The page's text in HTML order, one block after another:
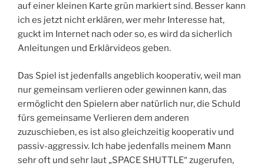
auf einer kleinen Karte grün markiert sind. Besser kann
ich es jetzt nicht erklären, wer mehr Interesse hat,
guckt im Internet nach oder so, es wird da sicherlich
Anleitungen und Erklärvideos geben.
Das Spiel ist jedenfalls angeblich kooperativ, weil man
nur gemeinsam verlieren oder gewinnen kann, das
ermöglicht den Spielern aber natürlich nur, die Schuld
fürs gemeinsame Verlieren dem anderen
zuzuschieben, es ist also gleichzeitig kooperativ und
passiv-aggressiv. Ich habe jedenfalls meinem Mann
sehr oft und sehr laut „SPACE SHUTTLE“ zugerufen,